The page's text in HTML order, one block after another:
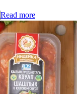
Read more